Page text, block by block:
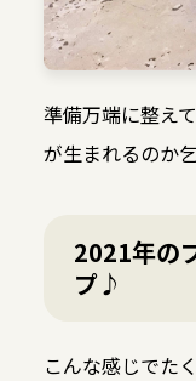
準備万端に整え
が生まれるのか
2021年の
プ♪
こんな感じでた